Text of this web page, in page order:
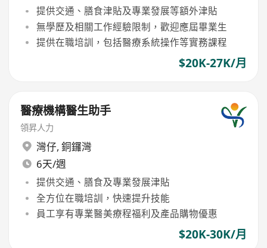
提供交通、膳食津貼及專業發展等額外津貼
無學歷及相關工作經驗限制，歡迎應屆畢業生
提供在職培訓，包括醫療系統操作等實務課程
$20K-27K/月
醫療機構醫生助手
領昇人力
灣仔, 銅鑼灣
6天/週
提供交通、膳食及專業發展津貼
全方位在職培訓，快速提升技能
員工享有專業醫美療程福利及產品購物優惠
$20K-30K/月